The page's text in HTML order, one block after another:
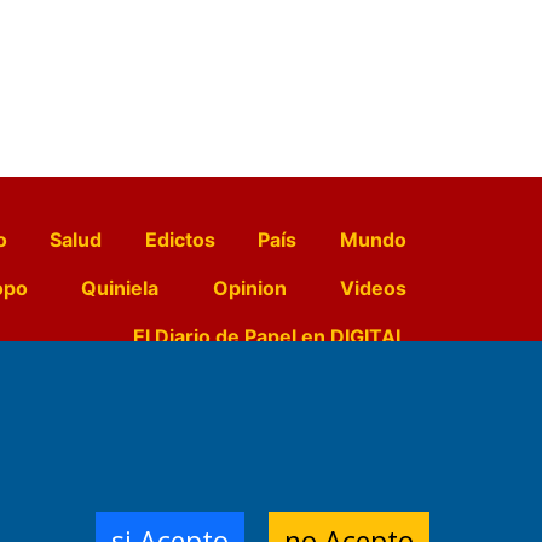
Salud Edictos País
Mundo
Quiniela Opinion
Videos
El Diario de Papel en DIGITAL